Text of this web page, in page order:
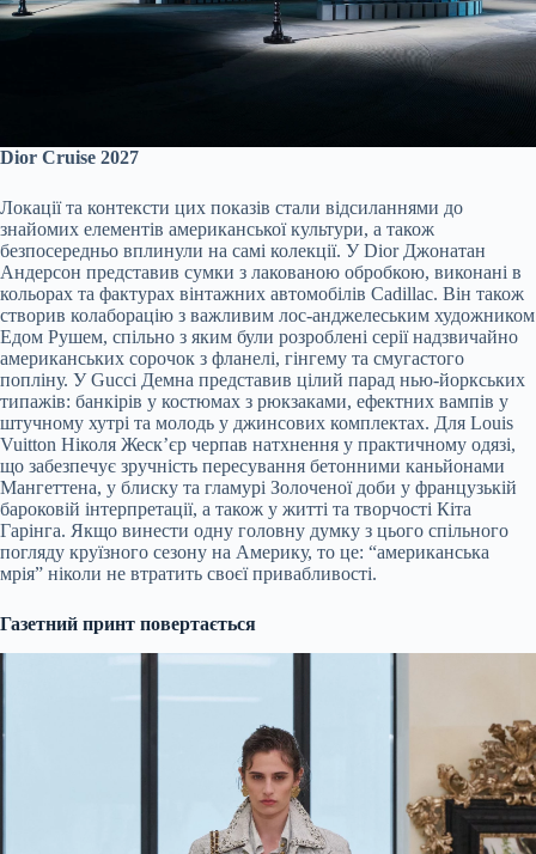
Dior Cruise 2027
Локації та контексти цих показів стали відсиланнями до
знайомих елементів американської культури, а також
безпосередньо вплинули на самі колекції. У Dior Джонатан
Андерсон представив сумки з лакованою обробкою, виконані в
кольорах та фактурах вінтажних автомобілів Cadillac. Він також
створив колаборацію з важливим лос-анджелеським художником
Едом Рушем, спільно з яким були розроблені серії надзвичайно
американських сорочок з фланелі, гінгему та смугастого
попліну. У Gucci Демна представив цілий парад нью-йоркських
типажів: банкірів у костюмах з рюкзаками, ефектних вампів у
штучному хутрі та молодь у джинсових комплектах. Для Louis
Vuitton Ніколя Жеск’єр черпав натхнення у практичному одязі,
що забезпечує зручність пересування бетонними каньйонами
Мангеттена, у блиску та гламурі Золоченої доби у французькій
бароковій інтерпретації, а також у житті та творчості Кіта
Гарінга. Якщо винести одну головну думку з цього спільного
погляду круїзного сезону на Америку, то це: “американська
мрія” ніколи не втратить своєї привабливості.
Газетний принт повертається